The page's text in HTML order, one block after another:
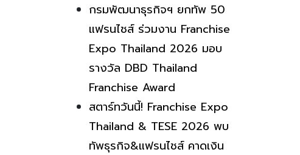
กรมพัฒนาธุรกิจฯ ยกทัพ 50
แฟรนไชส์ ร่วมงาน Franchise
Expo Thailand 2026 มอบ
รางวัล DBD Thailand
Franchise Award
สตาร์ทวันนี้! Franchise Expo
Thailand & TESE 2026 พบ
ทัพธุรกิจ&แฟรนไชส์ คาดเงิน